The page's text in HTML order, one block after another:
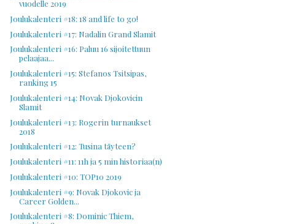
vuodelle 2019
Joulukalenteri #18: 18 and life to go!
Joulukalenteri #17: Nadalin Grand Slamit
Joulukalenteri #16: Paluu 16 sijoitettuun
pelaajaa...
Joulukalenteri #15: Stefanos Tsitsipas,
ranking 15
Joulukalenteri #14: Novak Djokovicin
Slamit
Joulukalenteri #13: Rogerin turnaukset
2018
Joulukalenteri #12: Tusina täyteen?
Joulukalenteri #11: 11h ja 5 min historiaa(n)
Joulukalenteri #10: TOP10 2019
Joulukalenteri #9: Novak Djokovic ja
Career Golden...
Joulukalenteri #8: Dominic Thiem,